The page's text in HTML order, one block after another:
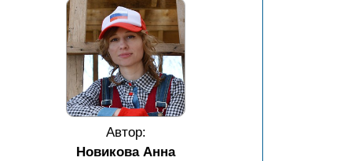
Автор:
Новикова Анна